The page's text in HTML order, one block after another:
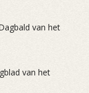
van het
van het